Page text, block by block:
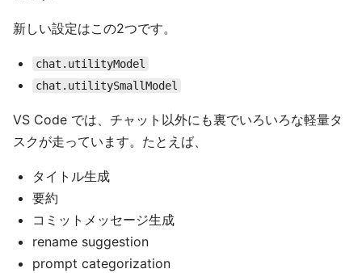
新しい設定はこの2つです。
chat.utilityModel
chat.utilitySmallModel
VS Code では、チャット以外にも裏でいろいろな軽量タ
スクが走っています。たとえば、
タイトル生成
要約
コミットメッセージ生成
rename suggestion
prompt categorization